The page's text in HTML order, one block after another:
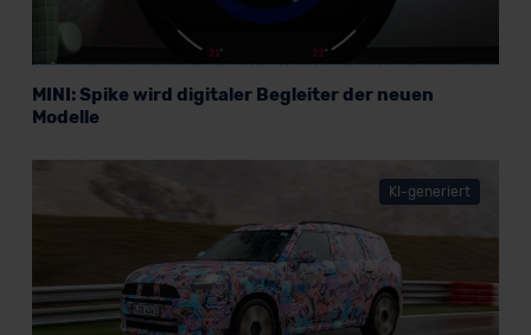
MINI: Spike wird digitaler Begleiter der neuen
Modelle
KI-generiert